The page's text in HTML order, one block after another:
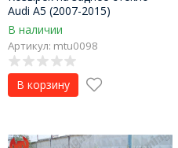
Audi A5 (2007-2015)
В наличии
Артикул: mtu0098
В корзину